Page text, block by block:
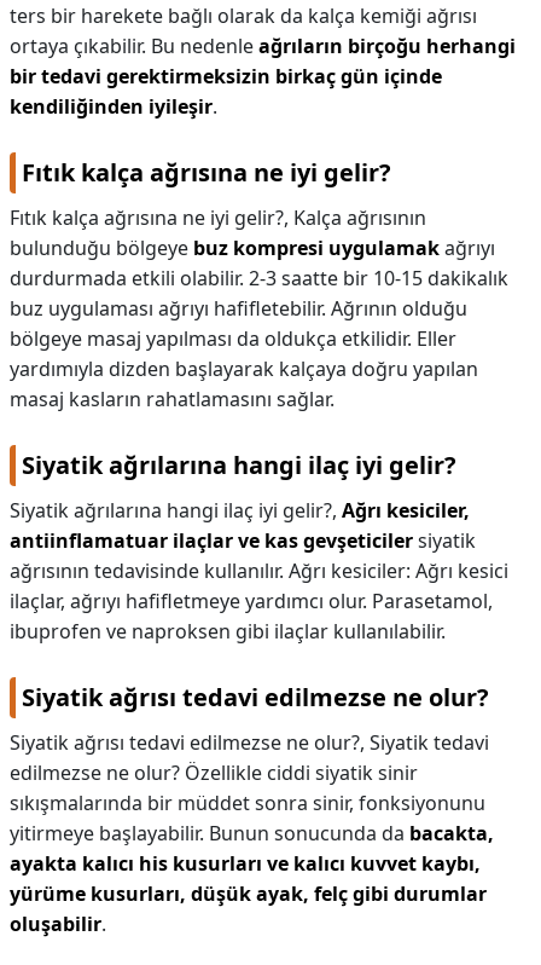
ters bir harekete bağlı olarak da kalça kemiği ağrısı
ortaya çıkabilir. Bu nedenleağrıların birçoğu herhangi
bir tedavi gerektirmeksizin birkaç gün içinde
kendiliğinden iyileşir.
Fıtık kalça ağrısına ne iyi gelir?
Fıtık kalça ağrısına ne iyi gelir?, Kalça ağrısının
bulunduğu bölgeye buz kompresi uygulamakağrıyı
durdurmada etkili olabilir. 2-3 saatte bir 10-15 dakikalık
buz uygulaması ağrıyı hafifletebilir. Ağrının olduğu
bölgeye masaj yapılması da oldukça etkilidir. Eller
yardımıyla dizden başlayarak kalçaya doğru yapılan
masaj kasların rahatlamasını sağlar.
Siyatik ağrılarına hangi ilaç iyi gelir?
Siyatik ağrılarına hangi ilaç iyi gelir?, Ağrı kesiciler,
antiinflamatuar ilaçlar ve kas gevşeticilersiyatik
ağrısının tedavisinde kullanılır. Ağrı kesiciler: Ağrı kesici
ilaçlar, ağrıyı hafifletmeye yardımcı olur. Parasetamol,
ibuprofen ve naproksen gibi ilaçlar kullanılabilir.
Siyatik ağrısı tedavi edilmezse ne olur?
Siyatik ağrısı tedavi edilmezse ne olur?, Siyatik tedavi
edilmezse ne olur? Özellikle ciddi siyatik sinir
sıkışmalarında bir müddet sonra sinir, fonksiyonunu
yitirmeye başlayabilir. Bunun sonucunda da bacakta,
ayakta kalıcı his kusurları ve kalıcı kuvvet kaybı,
yürüme kusurları, düşük ayak, felç gibi durumlar
oluşabilir.